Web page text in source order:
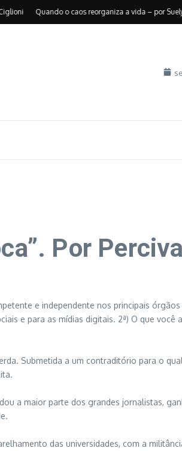
Quando o caos reorganiza a vida – por Suely
Por
e independente nos principais
e para as mídias digitais. 2ª) O que você
Submetida a um contraditório para o
a maior parte dos grandes jornalistas,
das universidades, com a